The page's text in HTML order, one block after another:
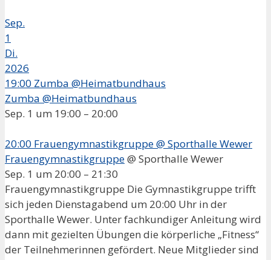
Sep.
1
Di.
2026
19:00 Zumba @Heimatbundhaus
Zumba @Heimatbundhaus
Sep. 1 um 19:00 – 20:00
20:00 Frauengymnastikgruppe@ Sporthalle Wewer
Frauengymnastikgruppe@ Sporthalle Wewer
Sep. 1 um 20:00 – 21:30
Frauengymnastikgruppe Die Gymnastikgruppe trifft
sich jeden Dienstagabend um 20:00 Uhr in der
Sporthalle Wewer. Unter fachkundiger Anleitung wird
dann mit gezielten Übungen die körperliche „Fitness“
der Teilnehmerinnen gefördert. Neue Mitglieder sind